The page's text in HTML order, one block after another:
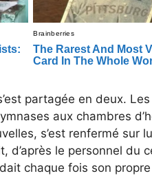
partagée en deux.
aux chambres
s’est renfermé sur
d’après le personnel du
chaque fois son